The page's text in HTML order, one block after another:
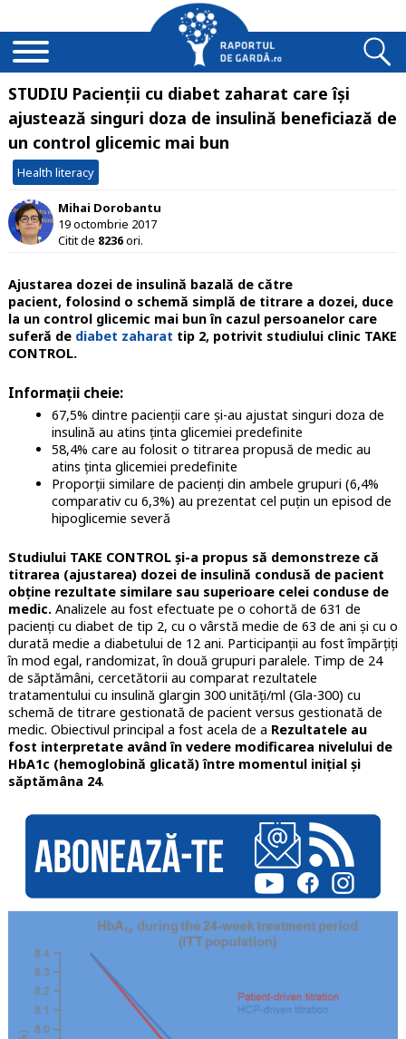
STUDIU Pacienții cu diabet zaharat care își
ajustează singuri doza de insulină beneficiază de
un control glicemic mai bun
Health literacy
Mihai Dorobantu
19 octombrie 2017
Citit de 8236ori.
Ajustarea dozei de insulină bazală de către
pacient, folosind o schemă simplă de titrare a dozei,duce
la un control glicemic mai bun în cazul persoanelor care
suferă de diabet zaharat tip 2, potrivit studiului clinic TAKE
CONTROL.
Informații cheie:
67,5% dintre pacienții care și-au ajustat singuri doza de
insulină au atins ținta glicemiei predefinite
58,4% care au folosit o titrarea propusă de medic au
atins ținta glicemiei predefinite
Proporții similare de pacienți din ambele grupuri (6,4%
comparativ cu 6,3%) au prezentat cel puțin un episod de
hipoglicemie severă
Studiului TAKE CONTROL și-a propus să demonstreze că
titrarea (ajustarea) dozei de insulină condusă de pacient
obține rezultate similare sau superioare celei conduse de
medic.Analizele au fost efectuate pe o cohortă de 631 de
pacienți cu diabet de tip 2, cu o vârstă medie de 63 de ani și cu o
durată medie a diabetului de 12 ani. Participanții au fost împărțiți
în mod egal, randomizat, în două grupuri paralele. Timp de 24
de săptămâni, cercetătorii au comparat rezultatele
tratamentului cu insulină glargin 300 unități/ml (Gla-300) cu
schemă de titrare gestionată de pacient versus gestionată de
medic. Obiectivul principal a fost acela de a Rezultatele au
fost interpretate având în vedere modificarea nivelului de
HbA1c (hemoglobină glicată) între momentul inițial și
săptămâna 24.